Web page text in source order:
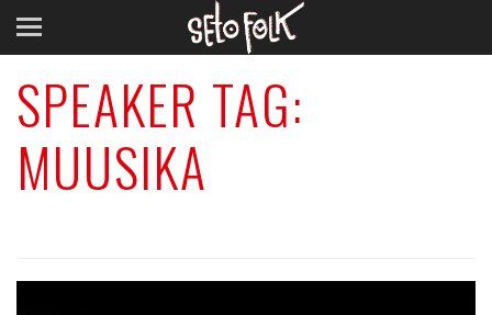
SPEAKER TAG:
MUUSIKA